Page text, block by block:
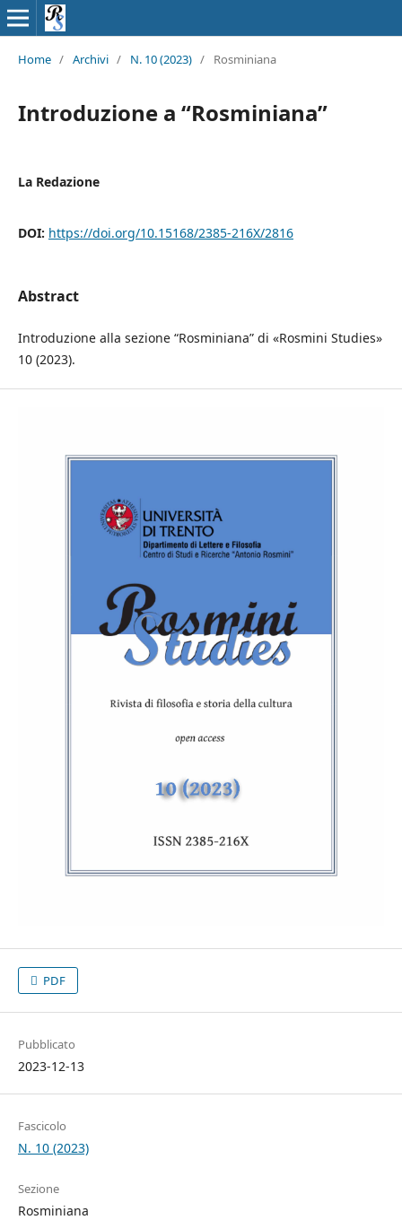
Home / Archivi / N. 10 (2023) / Rosminiana
Introduzione a “Rosminiana”
La Redazione
DOI: https://doi.org/10.15168/2385-216X/2816
Abstract
Introduzione alla sezione “Rosminiana” di «Rosmini Studies»
10 (2023).
PDF
Pubblicato
2023-12-13
Fascicolo
N. 10 (2023)
Sezione
Rosminiana